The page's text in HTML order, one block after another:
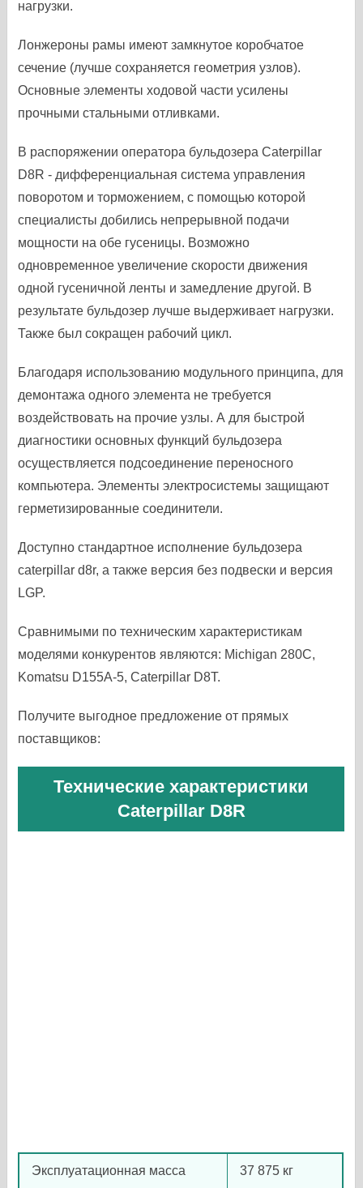
нагрузки.
Лонжероны рамы имеют замкнутое коробчатое
сечение (лучше сохраняется геометрия узлов).
Основные элементы ходовой части усилены
прочными стальными отливками.
В распоряжении оператора бульдозера Caterpillar
D8R - дифференциальная система управления
поворотом и торможением, с помощью которой
специалисты добились непрерывной подачи
мощности на обе гусеницы. Возможно
одновременное увеличение скорости движения
одной гусеничной ленты и замедление другой. В
результате бульдозер лучше выдерживает нагрузки.
Также был сокращен рабочий цикл.
Благодаря использованию модульного принципа, для
демонтажа одного элемента не требуется
воздействовать на прочие узлы. А для быстрой
диагностики основных функций бульдозера
осуществляется подсоединение переносного
компьютера. Элементы электросистемы защищают
герметизированные соединители.
Доступно стандартное исполнение бульдозера
caterpillar d8r, а также версия без подвески и версия
LGP.
Сравнимыми по техническим характеристикам
моделями конкурентов являются: Michigan 280C,
Komatsu D155A-5, Caterpillar D8T.
Получите выгодное предложение от прямых
поставщиков:
Технические характеристики
Caterpillar D8R
Эксплуатационная масса 37 875 кг